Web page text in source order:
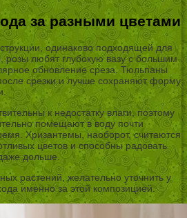
за разными цветами
одинаково подходящей для
розы любят глубокую вазу с большим
обновление среза. Тюльпаны
срезки и лучше сохраняют форму
к недостатку влаги, поэтому
помещают в воду почти
Хризантемы, наоборот, считаются
цветов и способны радовать
дольше.
растений, желательно уточнить у
именно за этой композицией.